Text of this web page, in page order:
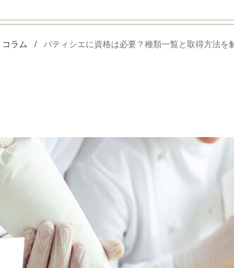
コラム / パティシエに資格は必要？種類一覧と取得方法を